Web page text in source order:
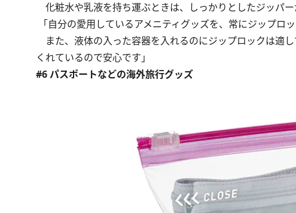
化粧水や乳液を持ち運ぶときは、しっかりとしたジッパー
「自分の愛用しているアメニティグッズを、常にジップロ
また、液体の入った容器を入れるのにジップロックは適
くれているので安心です」
#6 パスポートなどの海外旅行グッズ